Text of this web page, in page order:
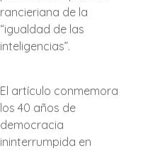
rancieriana de la
“igualdad de las
inteligencias”.
El artículo conmemora
los 40 años de
democracia
ininterrumpida en